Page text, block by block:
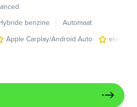
benzine
Automaat
Apple Carplay/Android Auto